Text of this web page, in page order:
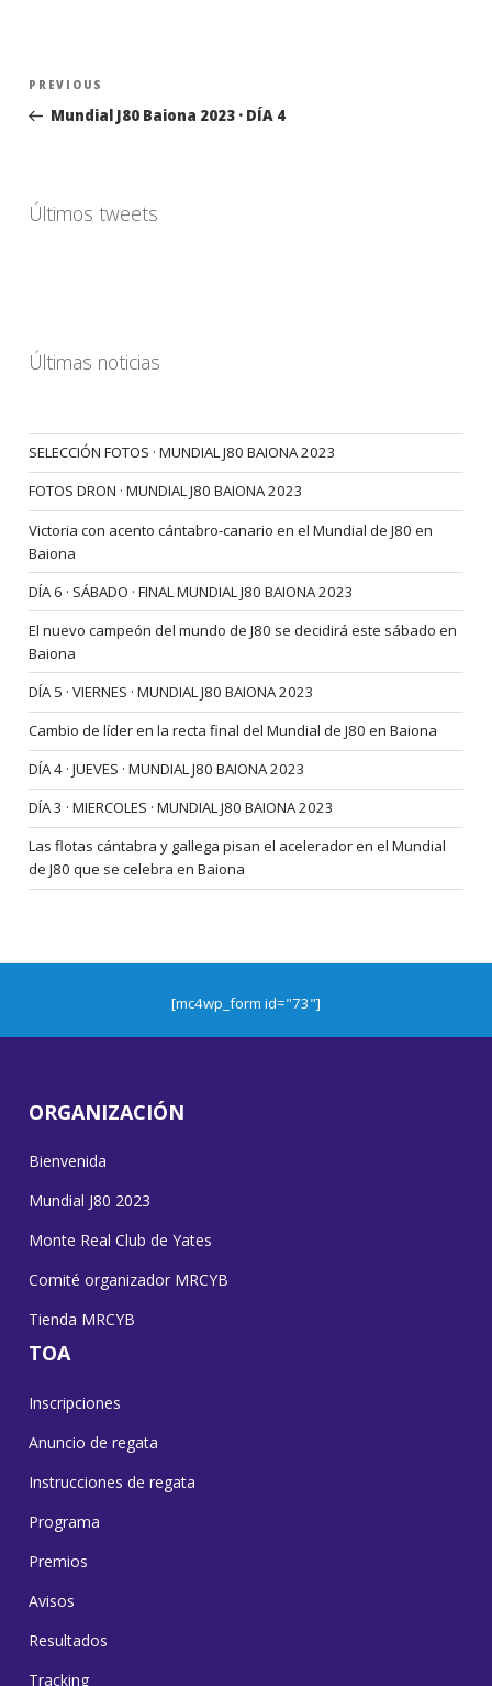
Navegación
entradas
Previous
Post
PREVIOUS
Mundial J80 Baiona 2023 · DÍA 4
Últimos tweets
Últimas noticias
SELECCIÓN FOTOS · MUNDIAL J80 BAIONA 2023
FOTOS DRON · MUNDIAL J80 BAIONA 2023
Victoria con acento cántabro-canario en el Mundial de J80 en
Baiona
DÍA 6 · SÁBADO · FINAL MUNDIAL J80 BAIONA 2023
El nuevo campeón del mundo de J80 se decidirá este sábado en
Baiona
DÍA 5 · VIERNES · MUNDIAL J80 BAIONA 2023
Cambio de líder en la recta final del Mundial de J80 en Baiona
DÍA 4 · JUEVES · MUNDIAL J80 BAIONA 2023
DÍA 3 · MIERCOLES · MUNDIAL J80 BAIONA 2023
Las flotas cántabra y gallega pisan el acelerador en el Mundial
de J80 que se celebra en Baiona
[mc4wp_form id="73"]
ORGANIZACIÓN
Bienvenida
Mundial J80 2023
Monte Real Club de Yates
Comité organizador MRCYB
Tienda MRCYB
TOA
Inscripciones
Anuncio de regata
Instrucciones de regata
Programa
Premios
Avisos
Resultados
Tracking